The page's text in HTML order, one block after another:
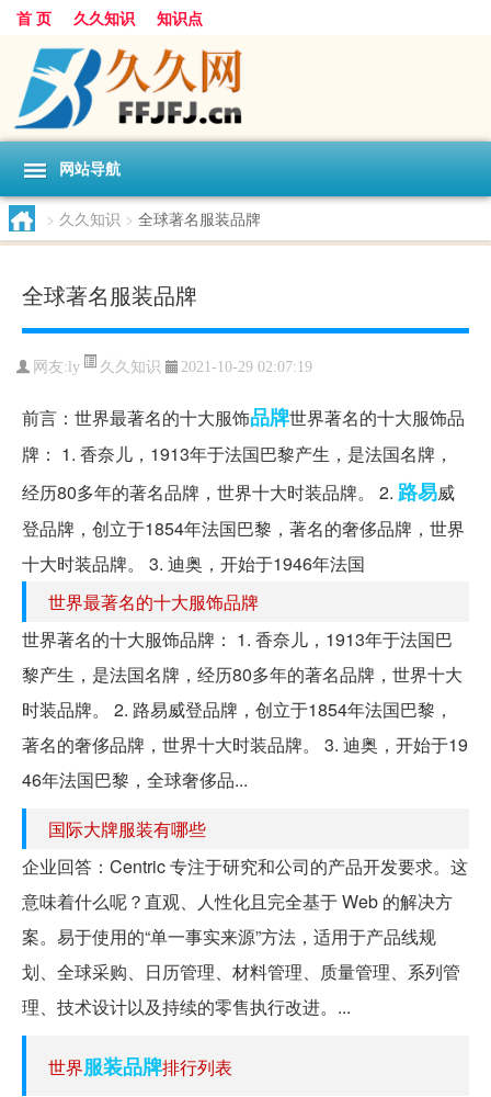
首 页 久久知识 知识点
网站导航
> 久久知识 > 全球著名服装品牌
全球著名服装品牌
网友: ly 久久知识 2021-10-29 02:07:19
前言：世界最著名的十大服饰品牌世界著名的十大服饰品
牌： 1. 香奈儿，1913年于法国巴黎产生，是法国名牌，
经历80多年的著名品牌，世界十大时装品牌。 2. 路易威
登品牌，创立于1854年法国巴黎，著名的奢侈品牌，世界
十大时装品牌。 3. 迪奥，开始于1946年法国
世界最著名的十大服饰品牌
世界著名的十大服饰品牌： 1. 香奈儿，1913年于法国巴
黎产生，是法国名牌，经历80多年的著名品牌，世界十大
时装品牌。 2. 路易威登品牌，创立于1854年法国巴黎，
著名的奢侈品牌，世界十大时装品牌。 3. 迪奥，开始于19
46年法国巴黎，全球奢侈品...
国际大牌服装有哪些
企业回答：Centric 专注于研究和公司的产品开发要求。这
意味着什么呢？直观、人性化且完全基于 Web 的解决方
案。易于使用的“单一事实来源”方法，适用于产品线规
划、全球采购、日历管理、材料管理、质量管理、系列管
理、技术设计以及持续的零售执行改进。...
世界服装品牌排行列表